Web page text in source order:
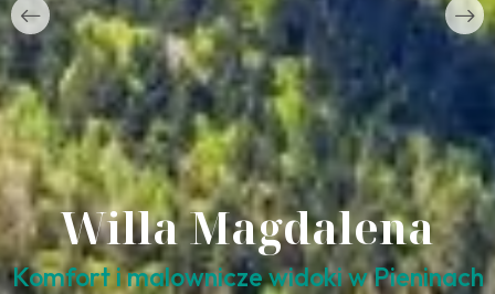
Willa Magdalena
Komfort i malownicze widoki w Pieninach